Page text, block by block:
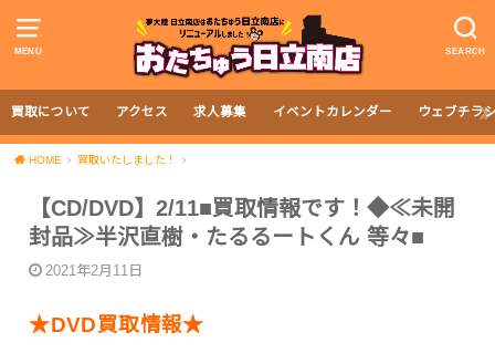
MENU SEARCH
買取について アクセス 求人募集 イベントカレンダー ウェブチラ
HOME 買取いたしました！
【CD/DVD】2/11■買取情報です！◆≪未開
封品≫半沢直樹・たるるートくん 等々■
2021年2月11日
★DVD買取情報★